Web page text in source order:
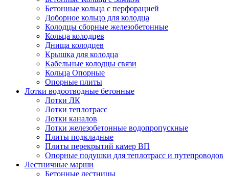
Бетонные кольца с перфорацией
Доборное кольцо для колодца
Колодцы сборные железобетонные
Кольца колодцев
Днища колодцев
Крышка для колодца
Кабельные колодцы связи
Кольца Опорные
Опорные плиты
Лотки водоотводные бетонные
Лотки ЛК
Лотки теплотрасс
Лотки каналов
Лотки железобетонные водопропускные
Плиты подкладные
Плиты перекрытий камер ВП
Опорные подушки для теплотрасс и путепроводов
Лестничные марши
Бетонные лестницы